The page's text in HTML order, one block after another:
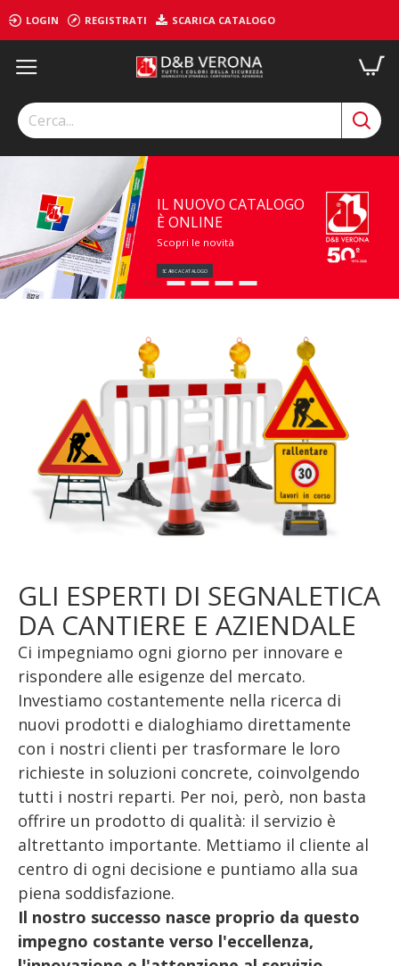
D.
&
B.
S.r.l.
LOGIN REGISTRATI SCARICA CATALOGO
IL NUOVO CATALOGO
È ONLINE
Scopri le novità
SCARICA CATALOGO
GLI ESPERTI DI SEGNALETICA
DA CANTIERE E AZIENDALE
Ci impegniamo ogni giorno per innovare e
rispondere alle esigenze del mercato.
Investiamo costantemente nella ricerca di
nuovi prodotti e dialoghiamo direttamente
con i nostri clienti per trasformare le loro
richieste in soluzioni concrete, coinvolgendo
tutti i nostri reparti. Per noi, però, non basta
offrire un prodotto di qualità: il servizio è
altrettanto importante. Mettiamo il cliente al
centro di ogni decisione e puntiamo alla sua
piena soddisfazione.
Il nostro successo nasce proprio da questo
impegno costante verso l'eccellenza,